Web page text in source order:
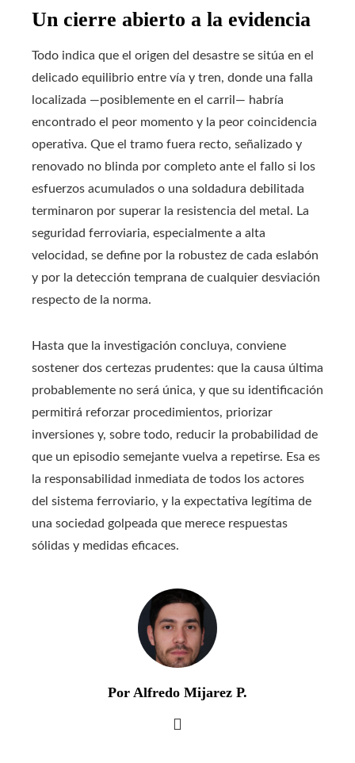
Un cierre abierto a la evidencia
Todo indica que el origen del desastre se sitúa en el
delicado equilibrio entre vía y tren, donde una falla
localizada —posiblemente en el carril— habría
encontrado el peor momento y la peor coincidencia
operativa. Que el tramo fuera recto, señalizado y
renovado no blinda por completo ante el fallo si los
esfuerzos acumulados o una soldadura debilitada
terminaron por superar la resistencia del metal. La
seguridad ferroviaria, especialmente a alta
velocidad, se define por la robustez de cada eslabón
y por la detección temprana de cualquier desviación
respecto de la norma.
Hasta que la investigación concluya, conviene
sostener dos certezas prudentes: que la causa última
probablemente no será única, y que su identificación
permitirá reforzar procedimientos, priorizar
inversiones y, sobre todo, reducir la probabilidad de
que un episodio semejante vuelva a repetirse. Esa es
la responsabilidad inmediata de todos los actores
del sistema ferroviario, y la expectativa legítima de
una sociedad golpeada que merece respuestas
sólidas y medidas eficaces.
Por Alfredo Mijarez P.